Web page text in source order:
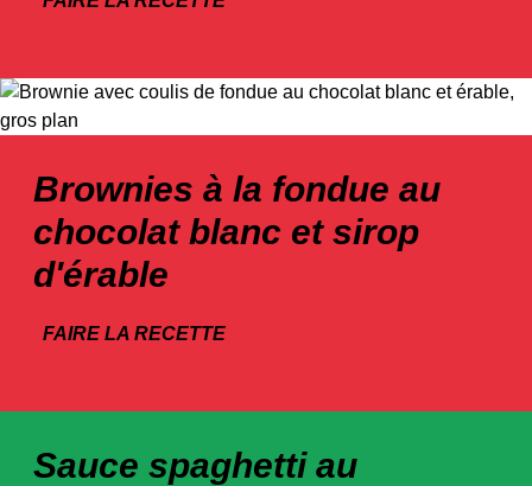
Brownies à la fondue au
chocolat blanc et sirop
d'érable
FAIRE LA RECETTE
Sauce spaghetti au